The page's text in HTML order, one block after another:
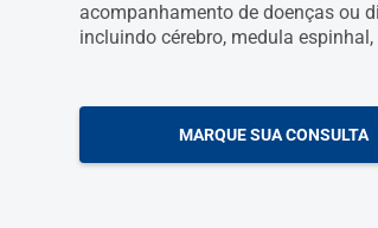
acompanhamento de doenças ou
incluindo cérebro, medula
MARQUE SUA CONSULTA